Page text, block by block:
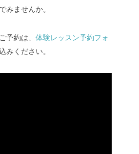
みませんか。
予約は、 体験レッスン予約フォ
みください。